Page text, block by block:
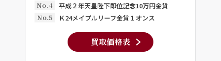
No.4
平成２年天皇陛下即位記念10万円金貨
No.5
Ｋ24メイプルリーフ金貨１オンス
買取価格表